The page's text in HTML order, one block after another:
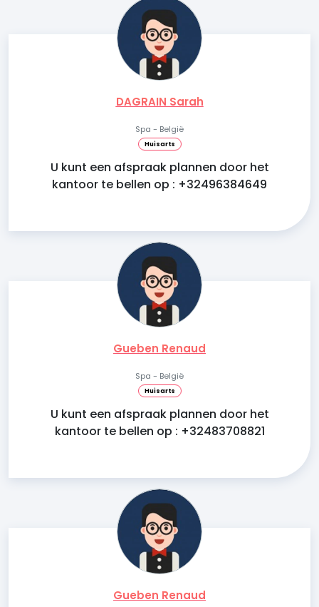
DAGRAIN Sarah
Spa - België
Huisarts
U kunt een afspraak plannen door het
kantoor te bellen op : +32496384649
Gueben Renaud
Spa - België
Huisarts
U kunt een afspraak plannen door het
kantoor te bellen op : +32483708821
Gueben Renaud